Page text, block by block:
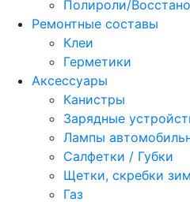
Полироли/
Ремонтные составы
Клеи
Герметики
Аксессуары
Канистры
Зарядные
Лампы
Салфетки / Губки
Щетки, скребки
Газ